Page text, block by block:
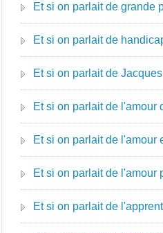
Et si on parlait de grande
Et si on parlait de
Et si on parlait de
Et si on parlait de
Et si on parlait de l'amour
Et si on parlait de l'amour
Et si on parlait de